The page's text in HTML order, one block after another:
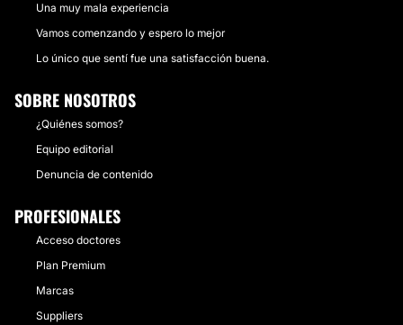
Una muy mala experiencia
Vamos comenzando y espero lo mejor
Lo único que sentí fue una satisfacción buena.
SOBRE NOSOTROS
¿Quiénes somos?
Equipo editorial
Denuncia de contenido
PROFESIONALES
Acceso doctores
Plan Premium
Marcas
Suppliers